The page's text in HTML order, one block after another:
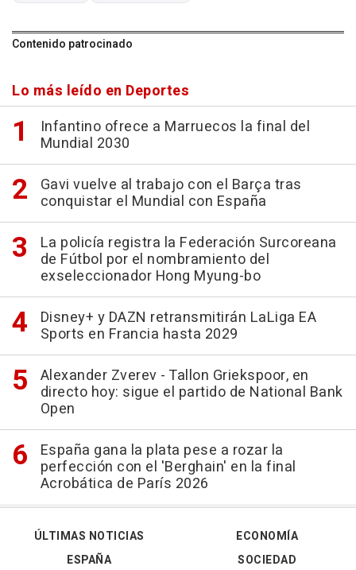
Contenido patrocinado
Lo más leído en Deportes
Infantino ofrece a Marruecos la final del
Mundial 2030
Gavi vuelve al trabajo con el Barça tras
conquistar el Mundial con España
La policía registra la Federación Surcoreana
de Fútbol por el nombramiento del
exseleccionador Hong Myung-bo
Disney+ y DAZN retransmitirán LaLiga EA
Sports en Francia hasta 2029
Alexander Zverev - Tallon Griekspoor, en
directo hoy: sigue el partido de National Bank
Open
España gana la plata pese a rozar la
perfección con el 'Berghain' en la final
Acrobática de París 2026
ÚLTIMAS NOTICIAS
ESPAÑA
ECONOMÍA
SOCIEDAD